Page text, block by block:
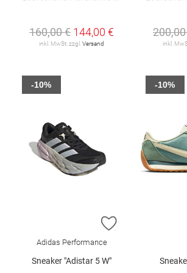
160,00 € 144,00 €
inkl. MwSt. zzgl. Versand inkl.
ZUR
Adidas Performance
Sneaker "Adistar 5 W"
-10% -10%